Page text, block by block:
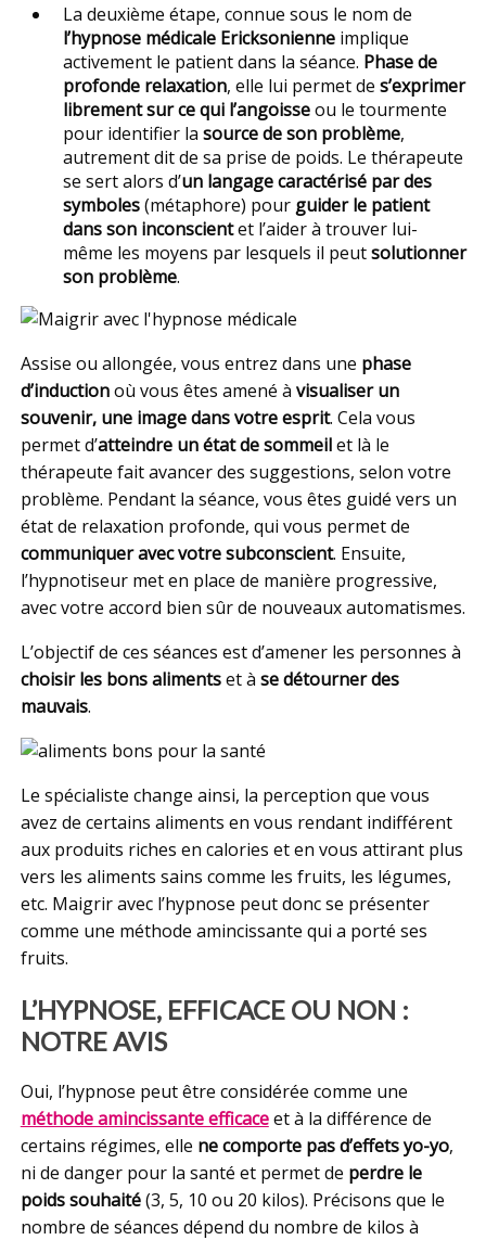
La deuxième étape, connue sous le nom de
l’hypnose médicale Ericksonienneimplique
activement le patient dans la séance. Phase de
profonde relaxation, elle lui permet de s’exprimer
librement sur ce qui l’angoisseou le tourmente
pour identifier la source de son problème,
autrement dit de sa prise de poids. Le thérapeute
se sert alors d’un langage caractérisé par des
symboles(métaphore) pour guider le patient
dans son inconscientet l’aider à trouver lui-
même les moyens par lesquels il peutsolutionner
son problème.
Assise ou allongée, vous entrez dans une phase
d’inductionoù vous êtes amené à visualiser un
souvenir, une image dans votre esprit. Cela vous
permet d’atteindre un état de sommeilet là le
thérapeute fait avancer des suggestions, selon votre
problème. Pendant la séance, vous êtes guidé vers un
état de relaxation profonde, qui vous permet de
communiquer avec votre subconscient. Ensuite,
l’hypnotiseur met en place de manière progressive,
avec votre accord bien sûr de nouveaux automatismes.
L’objectif de ces séances est d’amener les personnes à
choisir les bons alimentset à se détourner des
mauvais.
Le spécialiste change ainsi, la perception que vous
avez de certains aliments en vous rendant indifférent
aux produits riches en calories et en vous attirant plus
vers les aliments sains comme les fruits, les légumes,
etc. Maigrir avec l’hypnose peut donc se présenter
comme une méthode amincissante qui a porté ses
fruits.
L’HYPNOSE, EFFICACE OU NON :
NOTRE AVIS
Oui, l’hypnose peut être considérée comme une
méthode amincissante efficaceet à la différence de
certains régimes, elle ne comporte pas d’effets yo-yo,
ni de danger pour la santé et permet de perdre le
poids souhaité(3, 5, 10 ou 20 kilos). Précisons que le
nombre de séances dépend du nombre de kilos à